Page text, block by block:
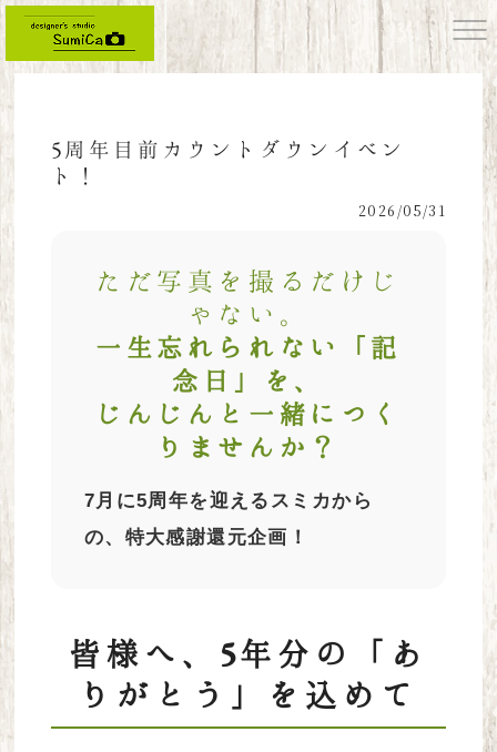
5周年目前カウントダウンイベン
ト！
2026/05/31
ただ写真を撮るだけじ
ゃない。
一生忘れられない「記
念日」を、
じんじんと一緒につく
りませんか？
7月に5周年を迎えるスミカから
の、特大感謝還元企画！
皆様へ、5年分の「あ
りがとう」を込めて